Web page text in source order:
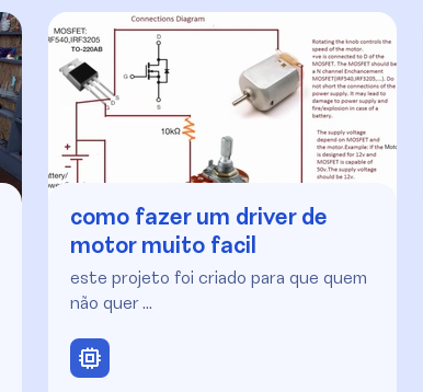
como fazer um driver de
motor muito facil
este projeto foi criado para que quem
não quer …